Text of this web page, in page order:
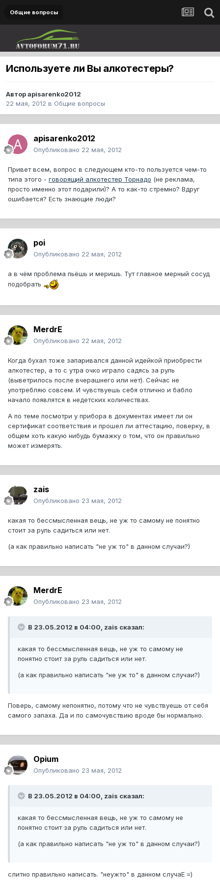
Общие вопросы
Используете ли Вы алкотестеры?
Авторapisarenko2012
22 мая, 2012 в Общие вопросы
apisarenko2012
Опубликовано 22 мая, 2012
Привет всем, вопрос в следующем кто-то пользуется чем-то
типа этого - говорящий алкотестер Торнадо (не реклама,
просто именно этот подарили)? А то как-то стремно? Вдруг
ошибается? Есть знающие люди?
poi
Опубликовано 22 мая, 2012
а в чём проблема пьёшь и меришь. Тут главное мерный сосуд
подобрать
MerdrE
Опубликовано 22 мая, 2012
Когда бухал тоже запаривался данной идейкой приобрести
алкотестер, а то с утра очко играло садясь за руль
(выветрилось после вчерашнего или нет). Сейчас не
употребляю совсем. И чувствуешь себя отлично и бабло
начало появлятся в недетских количествах.
А по теме посмотри у прибора в документах имеет ли он
сертификат соответствия и прошел ли аттестацию, поверку, в
общем хоть какую нибудь бумажку о том, что он правильно
может измерять.
zais
Опубликовано 23 мая, 2012
какая то бессмысленная вещь, не уж то самому не понятно
стоит за руль садиться или нет.
(а как правильно написать "не уж то" в данном случаи?)
MerdrE
Опубликовано 23 мая, 2012
В 23.05.2012 в 04:00, zais сказал:
какая то бессмысленная вещь, не уж то самому не
понятно стоит за руль садиться или нет.
(а как правильно написать "не уж то" в данном случаи?)
Поверь, самому непонятно, потому что не чувствуешь от себя
самого запаха. Да и по самочувствию вроде бы нормально.
Opium
Опубликовано 23 мая, 2012
В 23.05.2012 в 04:00, zais сказал:
какая то бессмысленная вещь, не уж то самому не
понятно стоит за руль садиться или нет.
(а как правильно написать "не уж то" в данном случаи?)
слитно правильно написать. "неужто" в данном случаЕ =)